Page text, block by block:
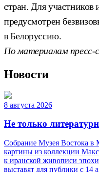
стран. Для участников
предусмотрен
в Белоруссию.
По материалам
Новости
8 августа 2026
Не только
Собрание Музея Востока в
картины из коллекции
к иранской живописи
выставят для публики с 14